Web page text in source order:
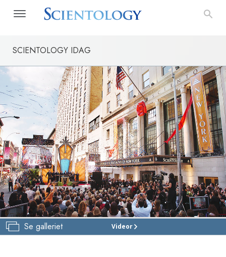
SCIENTOLOGY IDAG
Se galleriet Videor
SCIENTOLOGY-